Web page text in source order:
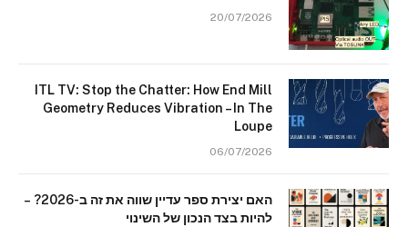
20/07/2026
ITL TV: Stop the Chatter: How End Mill
Geometry Reduces Vibration – In The
Loupe
06/07/2026
האם יצירת ספר עדיין שווה את זה ב-2026? –
להיות בצד הנכון של השינוי